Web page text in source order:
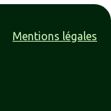
Mentions légales